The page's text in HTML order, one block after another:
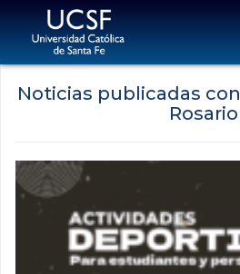
Noticias publicadas
Rosario